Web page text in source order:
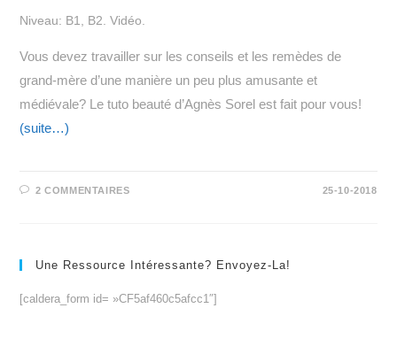
Niveau: B1, B2. Vidéo.
Vous devez travailler sur les conseils et les remèdes de
grand-mère d’une manière un peu plus amusante et
médiévale? Le tuto beauté d’Agnès Sorel est fait pour vous!
(suite…)
2 COMMENTAIRES 25-10-2018
Une Ressource Intéressante? Envoyez-La!
[caldera_form id= »CF5af460c5afcc1″]